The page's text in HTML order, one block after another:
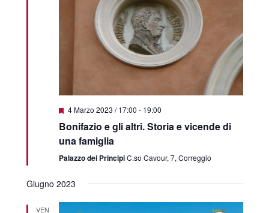
Featured
4 Marzo 2023 / 17:00 - 19:00
Bonifazio e gli altri. Storia e vicende di
una famiglia
Palazzo dei PrincipiC.so Cavour, 7, Correggio
Giugno 2023
VEN